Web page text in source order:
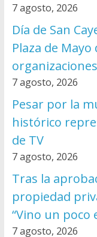
7 agosto, 2026
Día de San
Plaza de
7 agosto, 2026
Pesar por la
histórico
de TV
7 agosto, 2026
Tras la
propiedad
“Vino un poco
7 agosto, 2026